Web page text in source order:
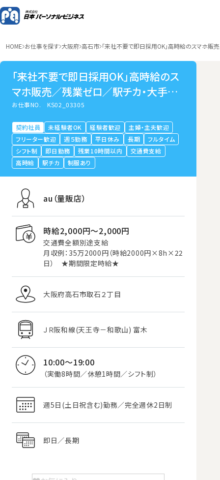
HOME お仕事を探す 大阪府 高石市 「来社不要で即日採用OK」高時給のスマホ販
「来社不要で即日採用OK」高時給のス
マホ販売／残業ゼロ／駅チカ・大手量
販店／富木
お仕事NO.KS02_03305
契約社員 未経験者OK 経験者歓迎
主婦・主夫歓迎
フリーター歓迎
週５勤務 平日休み 長期
フルタイム
シフト制
即日勤務 残業10時間以内
交通費支給
高時給
駅チカ 制服あり
au（量販店）
時給2,000円〜2,000円
交通費全額別途支給
月収例：35万2000円（時給2000円×8h×22
日） ★期間限定時給★
大阪府高石市取石２丁目
ＪＲ阪和線(天王寺－和歌山) 富木
10:00～19:00
（実働8時間／休憩1時間／シフト制）
週5日(土日祝含む)勤務／完全週休2日制
即日／長期